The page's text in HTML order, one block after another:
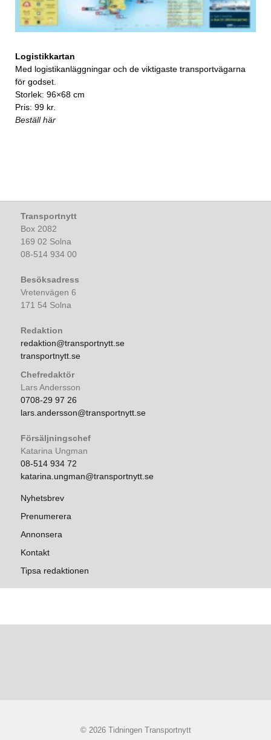
Logistikkartan
Med logistikanläggningar och de viktigaste transportvägarna
för godset.
Storlek: 96×68 cm
Pris: 99 kr.
Beställ här
Transportnytt
Box 2082
169 02 Solna
08-514 934 00
Besöksadress
Vretenvägen 6
171 54 Solna
Redaktion
redaktion@transportnytt.se
transportnytt.se
Chefredaktör
Lars Andersson
0708-29 97 26
lars.andersson@transportnytt.se
Försäljningschef
Katarina Ungman
08-514 934 72
katarina.ungman@transportnytt.se
Nyhetsbrev
Prenumerera
Annonsera
Kontakt
Tipsa redaktionen
© 2026 Tidningen Transportnytt